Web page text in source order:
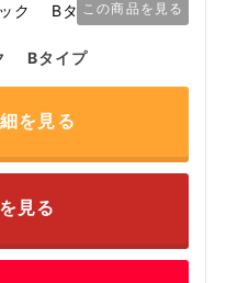
この商品を見る
Bタイプ
を見る
見る